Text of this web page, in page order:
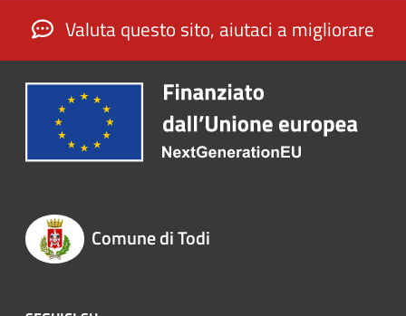
Valuta questo sito, aiutaci a migliorare
Comune di Todi